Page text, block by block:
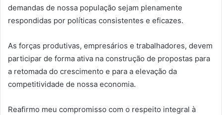
demandas de nossa população sejam plenamente
respondidas por políticas consistentes e eficazes.
As forças produtivas, empresários e trabalhadores, devem
participar de forma ativa na construção de propostas para
a retomada do crescimento e para a elevação da
competitividade de nossa economia.
Reafirmo meu compromisso com o respeito integral à